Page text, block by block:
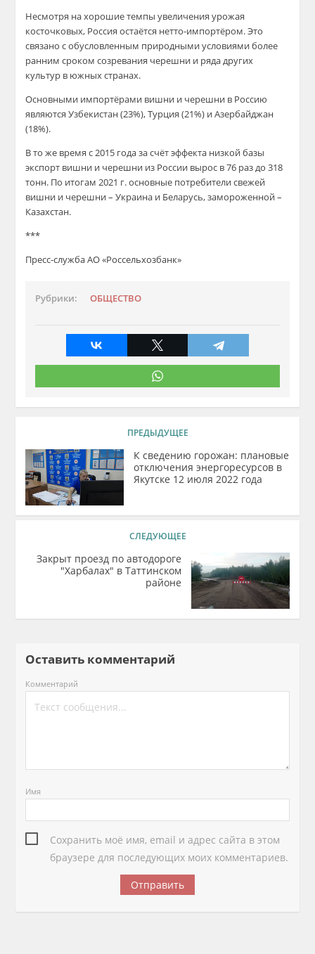
Несмотря на хорошие темпы увеличения урожая
косточковых, Россия остаётся нетто-импортёром. Это
связано с обусловленным природными условиями более
ранним сроком созревания черешни и ряда других
культур в южных странах.
Основными импортёрами вишни и черешни в Россию
являются Узбекистан (23%), Турция (21%) и Азербайджан
(18%).
В то же время с 2015 года за счёт эффекта низкой базы
экспорт вишни и черешни из России вырос в 76 раз до 318
тонн. По итогам 2021 г. основные потребители свежей
вишни и черешни – Украина и Беларусь, замороженной –
Казахстан.
***
Пресс-служба АО «Россельхозбанк»
Рубрики: ОБЩЕСТВО
ПРЕДЫДУЩЕЕ
К сведению горожан: плановые
отключения энергоресурсов в
Якутске 12 июля 2022 года
СЛЕДУЮЩЕЕ
Закрыт проезд по автодороге
"Харбалах" в Таттинском
районе
Оставить комментарий
Комментарий
Имя
Сохранить моё имя, email и адрес сайта в этом
браузере для последующих моих комментариев.